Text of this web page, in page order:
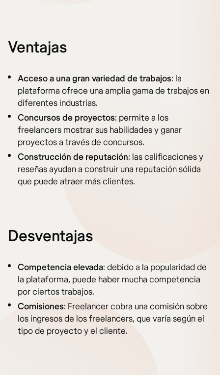
Ventajas
Acceso a una gran variedad de trabajos: la
plataforma ofrece una amplia gama de trabajos en
diferentes industrias.
Concursos de proyectos: permite a los
freelancers mostrar sus habilidades y ganar
proyectos a través de concursos.
Construcción de reputación: las calificaciones y
reseñas ayudan a construir una reputación sólida
que puede atraer más clientes.
Desventajas
Competencia elevada: debido a la popularidad de
la plataforma, puede haber mucha competencia
por ciertos trabajos.
Comisiones: Freelancer cobra una comisión sobre
los ingresos de los freelancers, que varía según el
tipo de proyecto y el cliente.